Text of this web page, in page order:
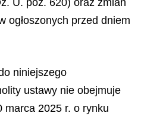
U. poz. 620) oraz zmian
ogłoszonych przed dniem
niniejszego
ustawy nie obejmuje
marca 2025 r. o rynku